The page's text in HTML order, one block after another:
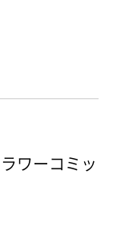
ワーコミッ